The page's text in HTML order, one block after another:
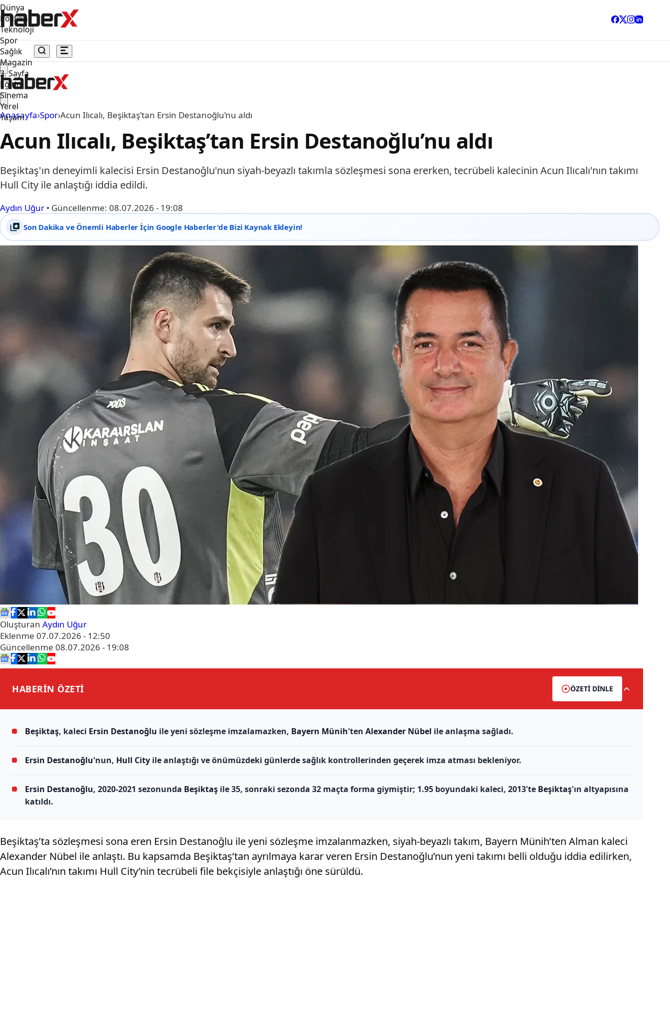
Dünya
Politika
Teknoloji
Spor
Sağlık
Magazin
3. Sayfa
Eğitim
Sinema
Yerel
Yaşam
Anasayfa›Spor›Acun Ilıcalı, Beşiktaş’tan Ersin Destanoğlu’nu aldı
Acun Ilıcalı, Beşiktaş’tan Ersin Destanoğlu’nu aldı
Beşiktaş'ın deneyimli kalecisi Ersin Destanoğlu'nun siyah-beyazlı takımla sözleşmesi sona ererken, tecrübeli kalecinin Acun Ilıcalı'nın takımı
Hull City ile anlaştığı iddia edildi.
Aydın Uğur • Güncellenme: 08.07.2026 - 19:08
Son Dakika ve Önemli Haberler İçin Google Haberler'de Bizi Kaynak Ekleyin!
Oluşturan Aydın Uğur
Eklenme 07.07.2026 - 12:50
Güncellenme 08.07.2026 - 19:08
HABERİN ÖZETİ ÖZETİ DİNLE
Beşiktaş, kaleci Ersin Destanoğlu ile yeni sözleşme imzalamazken, Bayern Münih'ten Alexander Nübel ile anlaşma sağladı.
Ersin Destanoğlu'nun, Hull City ile anlaştığı ve önümüzdeki günlerde sağlık kontrollerinden geçerek imza atması bekleniyor.
Ersin Destanoğlu, 2020-2021 sezonunda Beşiktaş ile 35, sonraki sezonda 32 maçta forma giymiştir; 1.95 boyundaki kaleci, 2013'te Beşiktaş'ın altyapısına
katıldı.
Beşiktaş’ta sözleşmesi sona eren Ersin Destanoğlu ile yeni sözleşme imzalanmazken, siyah-beyazlı takım, Bayern Münih’ten Alman kaleci
Alexander Nübel ile anlaştı. Bu kapsamda Beşiktaş’tan ayrılmaya karar veren Ersin Destanoğlu’nun yeni takımı belli olduğu iddia edilirken,
Acun Ilıcalı’nın takımı Hull City’nin tecrübeli file bekçisiyle anlaştığı öne sürüldü.